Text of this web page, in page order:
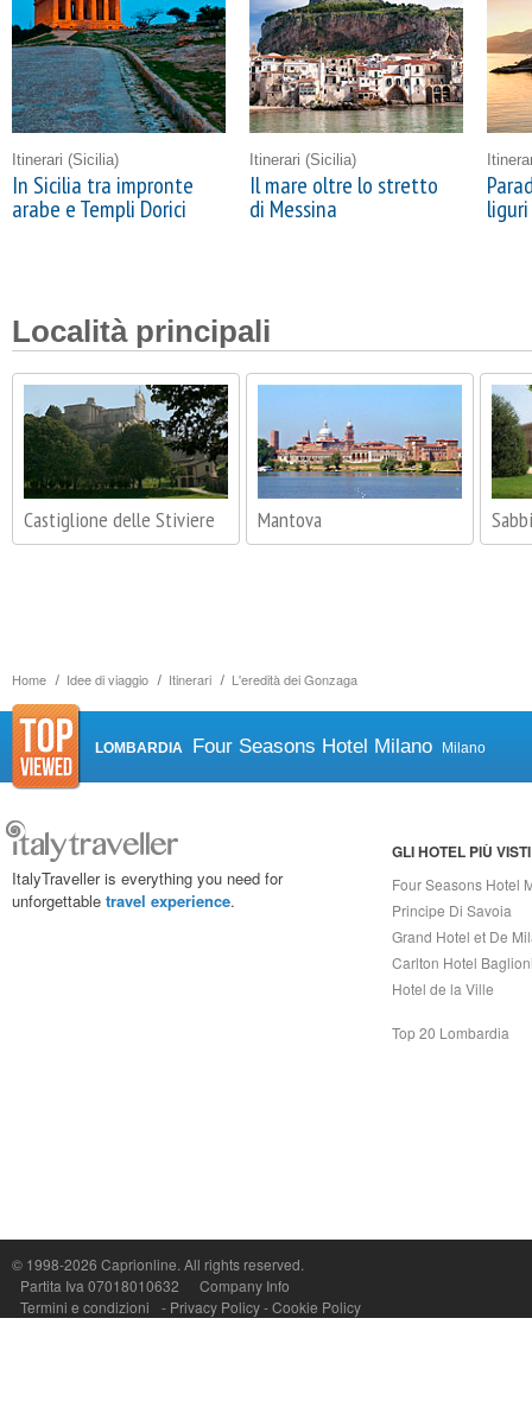
Home Idee di viaggio Itinerari L'eredità dei Gonzaga
Itinerari (Sicilia)
In Sicilia tra impronte
arabe e Templi Dorici
Itinerari (Sicilia)
Il mare oltre lo stretto
di Messina liguri
Località principali
Castiglione delle Stiviere Mantova
LOMBARDIA Four Seasons Hotel Milano Milano
ItalyTraveller is everything you need for
unforgettable travel experience.
GLI HOTEL PIÙ VISTI
Four Seasons Hotel
Principe Di Savoia
Grand Hotel et De
Carlton Hotel
Hotel de la Ville
Top 20 Lombardia
© 1998-2026 Caprionline. All rights reserved.
Partita Iva 07018010632
Company Info
Termini e condizioni
- Privacy Policy-Cookie Policy
P.Iva, C.F. e n.Reg.Imprese Napoli: 07018010632 - Rea n.557643